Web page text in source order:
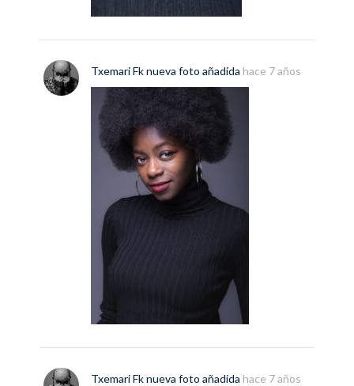
Txemari Fknueva foto añadida hace 7 años
Txemari Fknueva foto añadida hace 7 años